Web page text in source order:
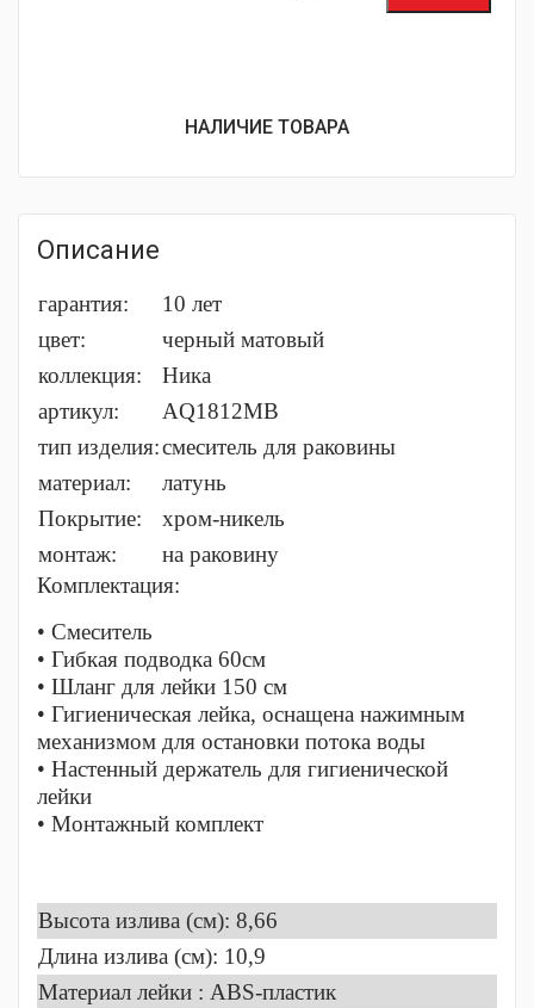
НАЛИЧИЕ ТОВАРА
Описание
гарантия:
10 лет
цвет:
черный матовый
коллекция:
Ника
артикул:
AQ1812MB
тип изделия:cмеситель для раковины
материал:
латунь
Покрытие:
хром-никель
монтаж:
на раковину
Комплектация:
• Смеситель
• Гибкая подводка 60см
• Шланг для лейки 150 см
• Гигиеническая лейка, оснащена нажимным
механизмом для остановки потока воды
• Настенный держатель для гигиенической
лейки
• Монтажный комплект
Высота излива (см): 8,66
Длина излива (см): 10,9
Материал лейки : ABS-пластик